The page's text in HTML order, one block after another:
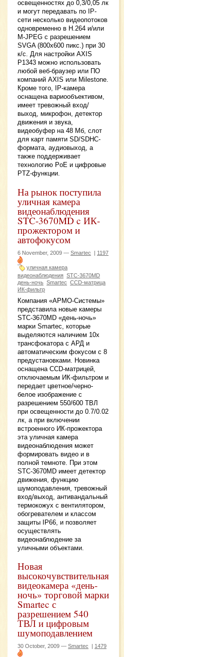
освещенностях до 0,3/0,05 лк
и могут передавать по IP-
сети несколько видеопотоков
одновременно в H.264 и/или
M-JPEG с разрешением
SVGA (800x600 пикс.) при 30
к/с. Для настройки AXIS
P1343 можно использовать
любой веб-браузер или ПО
компаний AXIS или Milestone.
Кроме того, IP-камера
оснащена вариообъективом,
имеет тревожный вход/
выход, микрофон, детектор
движения и звука,
видеобуфер на 48 Мб, слот
для карт памяти SD/SDHC-
формата, аудиовыход, а
также поддерживает
технологию PoE и цифровые
PTZ-функции.
На рынок поступила
уличная камера
видеонаблюдения
STC-3670MD c ИК-
прожектором и
автофокусом
6 November, 2009 — Smartec | 1197
уличная камера
видеонаблюдения STC-3670MD
день-ночь Smartec CCD-матрица
ИК-фильтр
Компания «АРМО-Системы»
представила новые камеры
STC-3670MD «день-ночь»
марки Smartec, которые
выделяются наличием 10х
трансфокатора с АРД и
автоматическим фокусом с 8
предустановками. Новинка
оснащена CCD-матрицей,
отключаемым ИК-фильтром и
передает цветное/черно-
белое изображение с
разрешением 550/600 ТВЛ
при освещенности до 0.7/0.02
лк, а при включении
встроенного ИК-прожектора
эта уличная камера
видеонаблюдения может
формировать видео и в
полной темноте. При этом
STC-3670MD имеет детектор
движения, функцию
шумоподавления, тревожный
вход/выход, антивандальный
термокожух с вентилятором,
обогревателем и классом
защиты IP66, и позволяет
осуществлять
видеонаблюдение за
уличными объектами.
Новая
высокочувствительная
видеокамера «день-
ночь» торговой марки
Smartec с
разрешением 540
ТВЛ и цифровым
шумоподавлением
30 October, 2009 — Smartec 1479